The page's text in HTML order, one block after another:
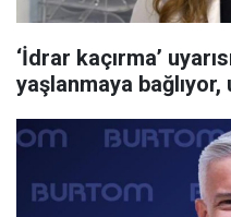
‘İdrar kaçırma’
yaşlanmaya bağlıyor,